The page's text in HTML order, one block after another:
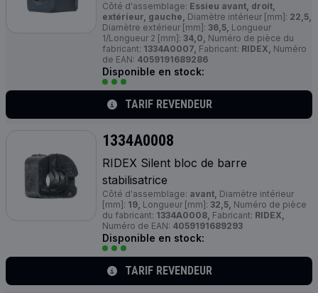
Côté d'assemblage: Essieu avant, droit,
extérieur, gauche, Diamètre intérieur [mm]: 22,5,
Diamètre extérieur [mm]: 36,5, Longueur
1/Longueur 2 [mm]: 34,0, Numéro de pièce du
fabricant: 1334A0007, Fabricant: RIDEX, Numéro
de EAN: 4059191689286
Disponible en stock:
TARIF REVENDEUR
1334A0008
RIDEX Silent bloc de barre
stabilisatrice
Côté d'assemblage: avant, Diamètre intérieur
[mm]: 19, Longueur [mm]: 32,5, Numéro de pièce
du fabricant: 1334A0008, Fabricant: RIDEX,
Numéro de EAN: 4059191689293
Disponible en stock:
TARIF REVENDEUR